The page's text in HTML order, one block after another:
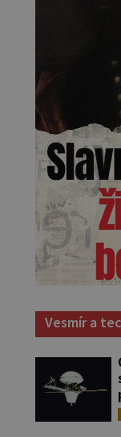
Vesmír a